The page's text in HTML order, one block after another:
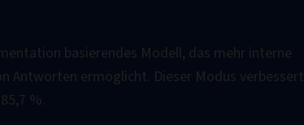
basierendes Modell, das mehr interne
Antworten ermöglicht. Dieser Modus verbessert
%.